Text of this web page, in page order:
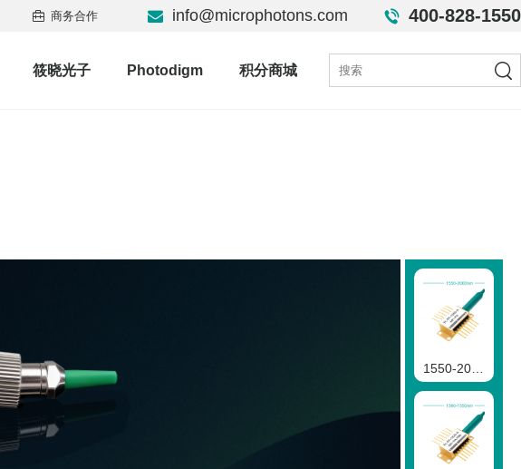
商务合作 info@microphotons.com 400-828-1550
筱晓光子 Photodigm 积分商城